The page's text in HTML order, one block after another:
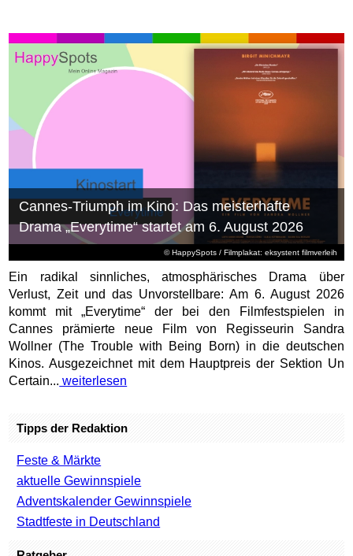
© HappySpots / Filmplakat: eksystent filmverleih
Cannes-Triumph im Kino: Das meisterhafte
Drama „Everytime“ startet am 6. August 2026
Ein radikal sinnliches, atmosphärisches Drama über
Verlust, Zeit und das Unvorstellbare: Am 6. August 2026
kommt mit „Everytime“ der bei den Filmfestspielen in
Cannes prämierte neue Film von Regisseurin Sandra
Wollner (The Trouble with Being Born) in die deutschen
Kinos. Ausgezeichnet mit dem Hauptpreis der Sektion Un
Certain... weiterlesen
Tipps der Redaktion
Feste & Märkte
aktuelle Gewinnspiele
Adventskalender Gewinnspiele
Stadtfeste in Deutschland